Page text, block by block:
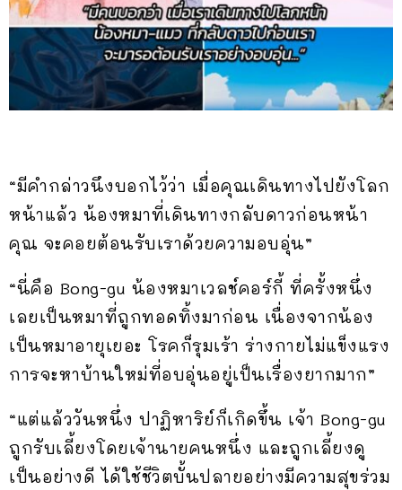
“มีคำกล่าวนึงบอกไว้ว่า เมื่อคุณเดินทางไปยังโลก
หน้าแล้ว น้องหมาที่เดินทางกลับดาวก่อนหน้า
คุณ จะคอยต้อนรับเราด้วยความอบอุ่น”
“นี่คือ Bong-gu น้องหมาเวลช์คอร์กี้ ที่ครั้งหนึ่ง
เลยเป็นหมาที่ถูกทอดทิ้งมาก่อน เนื่องจากน้อง
เป็นหมาอายุเยอะ โรคก็รุมเร้า ร่างกายไม่แข็งแรง
การจะหาบ้านใหม่ที่อบอุ่นอยู่เป็นเรื่องยากมาก”
“แต่แล้ววันหนึ่ง ปาฏิหาริย์ก็เกิดขึ้น เจ้า Bong-gu
ถูกรับเลี้ยงโดยเจ้านายคนหนึ่ง และถูกเลี้ยงดู
เป็นอย่างดี ได้ใช้ชีวิตบั้นปลายอย่างมีความสุขร่วม